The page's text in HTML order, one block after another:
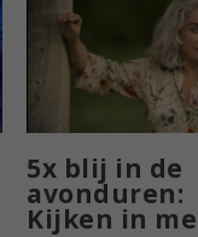
5x blij in de
avonduren:
Kijken in